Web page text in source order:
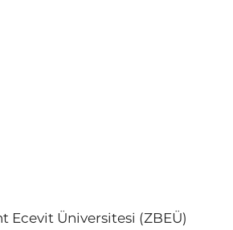
Ecevit Üniversitesi (ZBEÜ)